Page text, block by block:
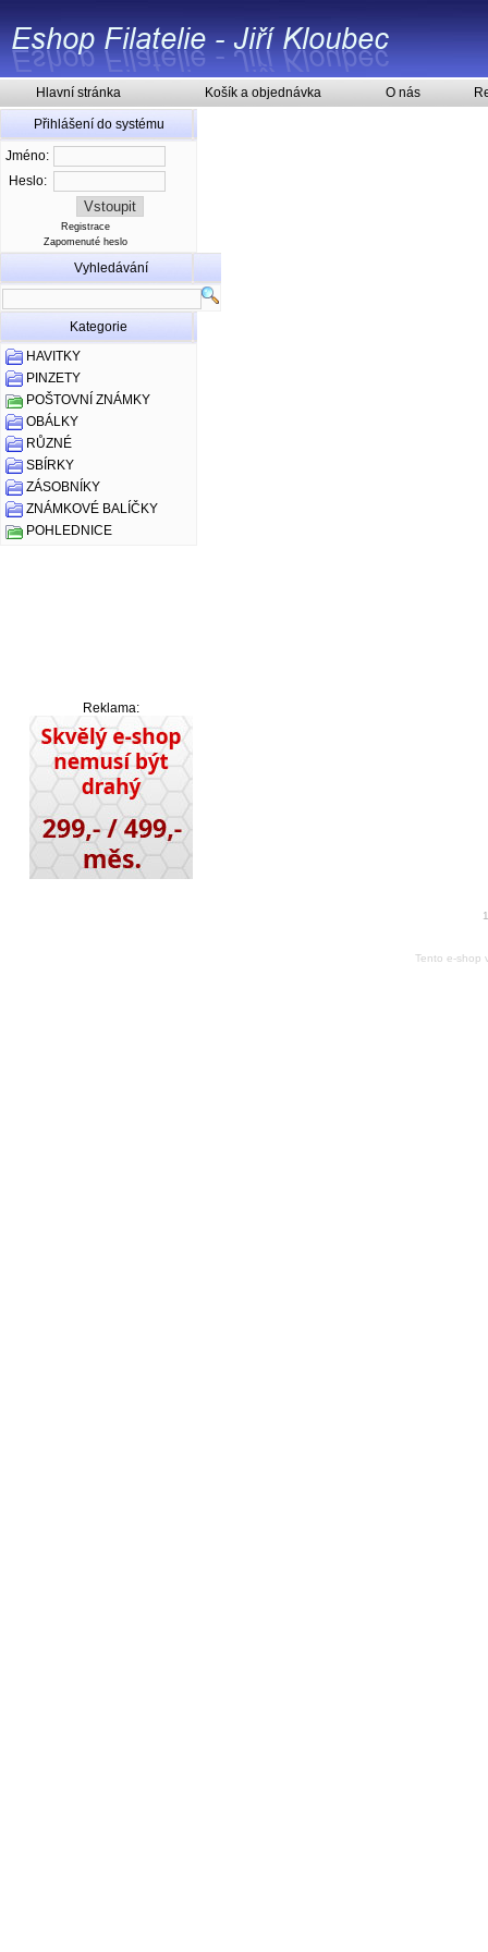
Hlavní stránka Košík a objednávka O nás
Přihlášení do systému
Jméno:
Heslo:
Registrace
Zapomenuté heslo
Vyhledávání
Kategorie
HAVITKY
PINZETY
POŠTOVNÍ ZNÁMKY
OBÁLKY
RŮZNÉ
SBÍRKY
ZÁSOBNÍKY
ZNÁMKOVÉ BALÍČKY
POHLEDNICE
Reklama:
Tento e-shop